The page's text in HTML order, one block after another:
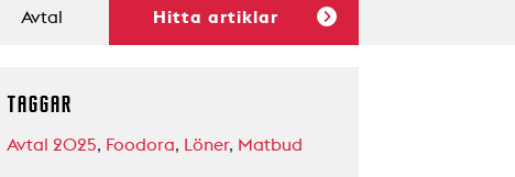
Avtal Hitta artiklar
TAGGAR
Avtal 2025, Foodora, Löner, Matbud